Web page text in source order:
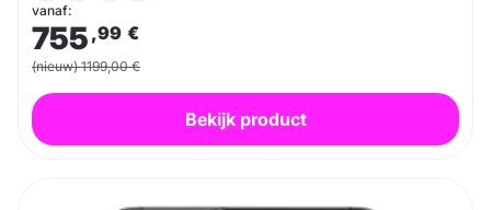
vanaf:
755 ,99 €
(nieuw) 1199,00 €
Bekijk product